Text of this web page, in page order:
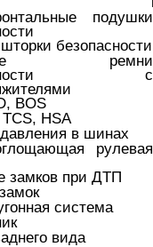
подушки
безопасности
ремни
с
BOS
HSA
в шинах
рулевая
замков при ДТП
система
вида